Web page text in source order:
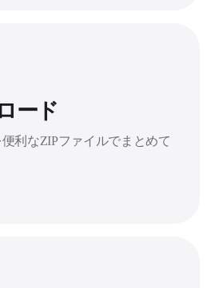
ード
利なZIPファイルでまとめて